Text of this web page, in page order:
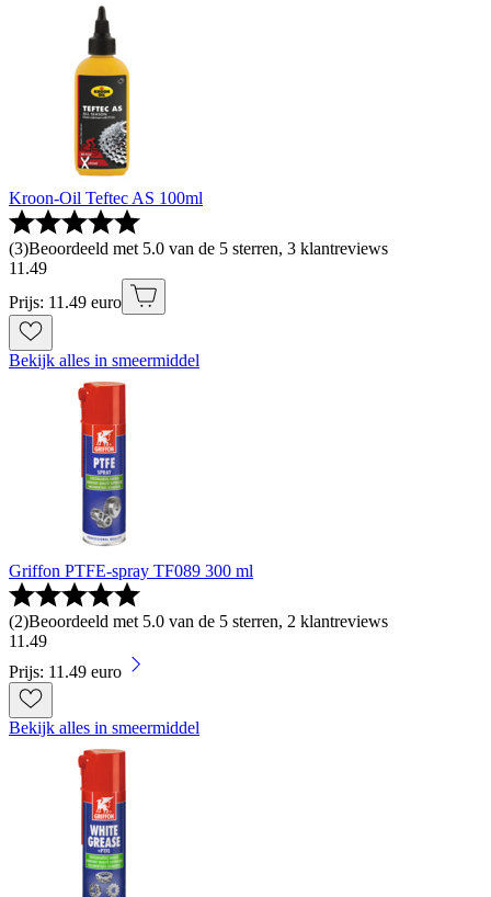
Kroon-Oil Teftec AS 100ml
(3)Beoordeeld met 5.0 van de 5 sterren, 3 klantreviews
11.49
Prijs: 11.49 euro
Bekijk alles in smeermiddel
Griffon PTFE-spray TF089 300 ml
(2)Beoordeeld met 5.0 van de 5 sterren, 2 klantreviews
11.49
Prijs: 11.49 euro
Bekijk alles in smeermiddel